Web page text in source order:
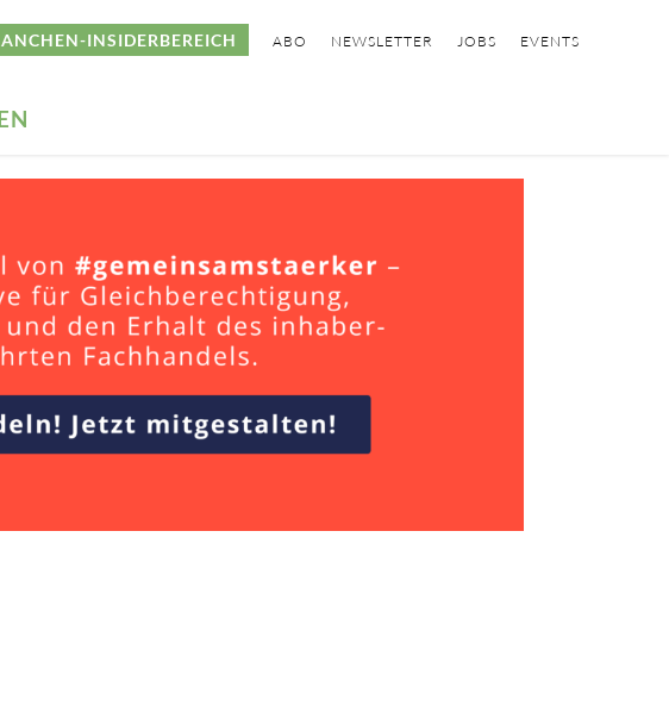
INSIDERBEREICH ABO NEWSLETTER JOBS EVENTS